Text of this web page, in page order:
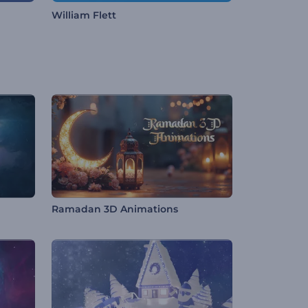
William Flett
Ramadan 3D Animations